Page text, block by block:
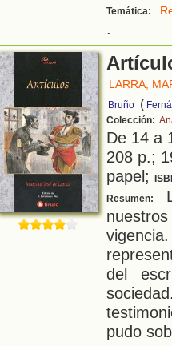
Temática:
.
LARRA,
Bruño (
Colección:
De 14 a
208 p.;
papel;
Resumen:
del
pudo